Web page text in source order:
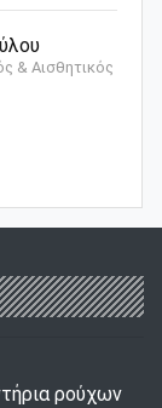
& Αισθητικός
ρούχων